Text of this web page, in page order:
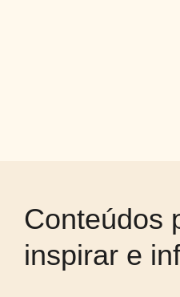
Conteúdos
inspirar e